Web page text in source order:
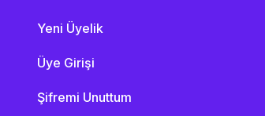
Yeni Üyelik
Üye Girişi
Şifremi Unuttum